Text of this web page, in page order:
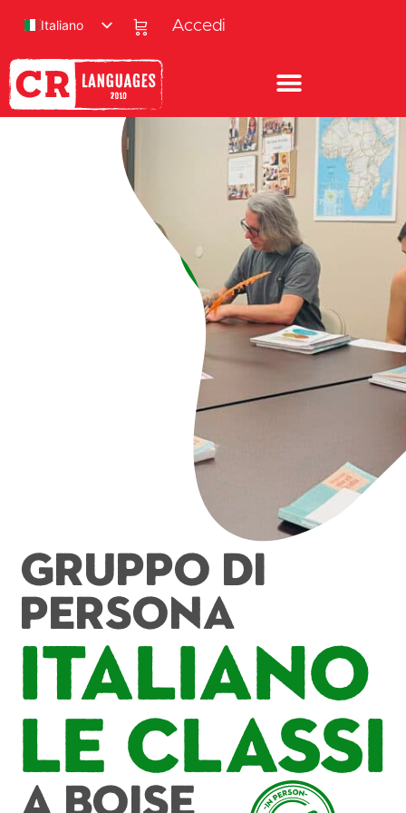
Accedi
Italiano
Gruppo di
persona
Italiano
Le classi
A Boise